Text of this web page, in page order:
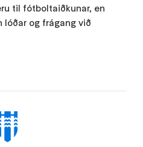
til fótboltaiðkunar, en
lóðar og frágang við